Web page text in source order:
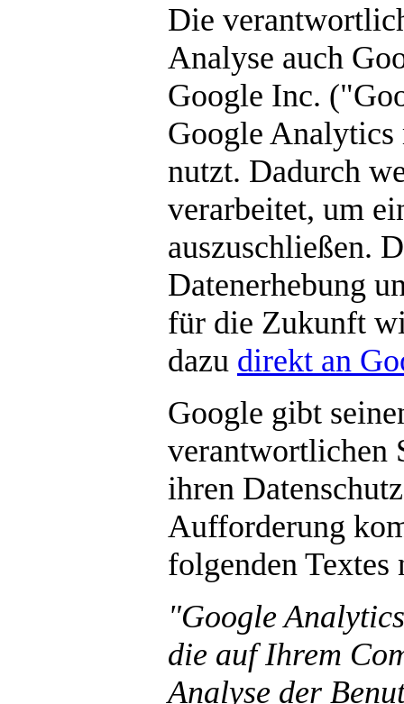
Die
Analyse auch
Google Inc.
Google
nutzt. Dadurch
verarbeitet, um
auszuschließen.
Datenerhebung
für die Zukunft
dazu direkt an
Google gibt
verantwortlichen
ihren
Aufforderung
folgenden Textes
"Google
die auf Ihrem
Analyse der